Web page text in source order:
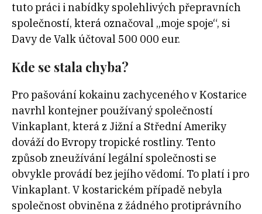
tuto práci i nabídky spolehlivých přepravních
společností, která označoval „moje spoje“, si
Davy de Valk účtoval 500 000 eur.
Kde se stala chyba?
Pro pašování kokainu zachyceného v Kostarice
navrhl kontejner používaný společností
Vinkaplant, která z Jižní a Střední Ameriky
dováží do Evropy tropické rostliny. Tento
způsob zneužívání legální společnosti se
obvykle provádí bez jejího vědomí. To platí i pro
Vinkaplant. V kostarickém případě nebyla
společnost obviněna z žádného protiprávního